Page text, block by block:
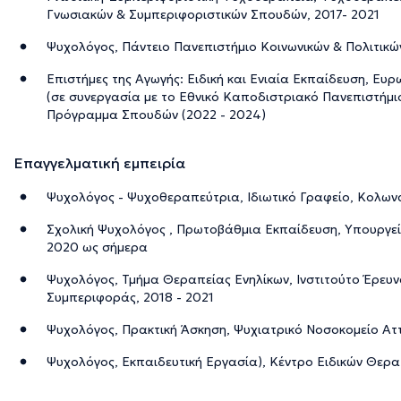
Γνωσιακών & Συμπεριφοριστικών Σπουδών, 2017- 2021
Ψυχολόγος, Πάντειο Πανεπιστήμιο Κοινωνικών &
Επιστήμες της Αγωγής: Ειδική και Ενιαία Εκπαίδευση,
(σε συνεργασία με το Εθνικό Καποδιστριακό
Πρόγραμμα Σπουδών (2022 - 2024)
Επαγγελματική εμπειρία
Ψυχολόγος - Ψυχοθεραπεύτρια, Ιδιωτικό Γραφείο,
Σχολική Ψυχολόγος , Πρωτοβάθμια Εκπαίδευση,
2020 ως σήμερα
Ψυχολόγος, Τμήμα Θεραπείας Ενηλίκων, Ινστιτούτο
Συμπεριφοράς, 2018 - 2021
Ψυχολόγος, Πρακτική Άσκηση, Ψυχιατρικό Νοσοκομείο
Ψυχολόγος, Εκπαιδευτική Εργασία), Κέντρο Ειδικών